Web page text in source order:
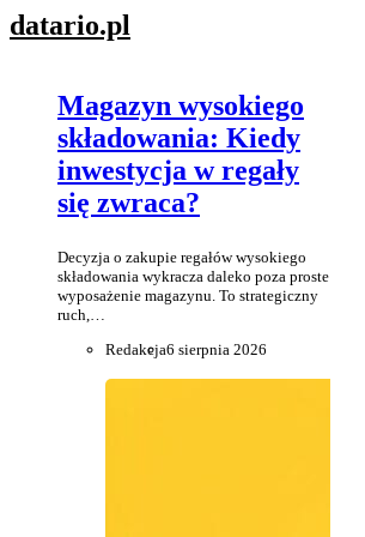
datario.pl
Magazyn wysokiego
składowania: Kiedy
inwestycja w regały
się zwraca?
Decyzja o zakupie regałów wysokiego
składowania wykracza daleko poza proste
wyposażenie magazynu. To strategiczny
ruch,…
Redakcja6 sierpnia 2026